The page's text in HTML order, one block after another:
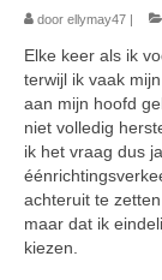
door ellymay47 |
Elke keer als ik
terwijl ik vaak
aan mijn hoofd
niet volledig
ik het vraag dus
achteruit te
maar dat ik
kiezen.